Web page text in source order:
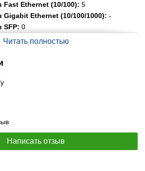
Fast Ethernet (10/100): 5
Gigabit Ethernet (10/100/1000): -
SFP: 0
в стойку:
30 мм
тесты и технические отчеты
SG110D-05
Видеообзоры
Читать полностью
Написать отзыв